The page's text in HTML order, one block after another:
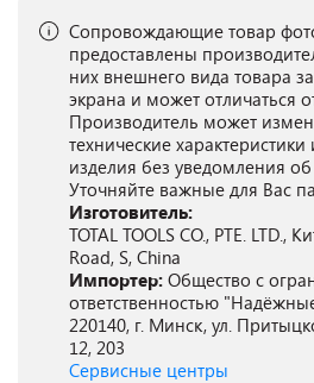
Сопровождающие товар
предоставлены
них внешнего вида товара
экрана и может отличаться
Производитель может
технические
изделия без уведомления
Уточняйте важные для Вас
Изготовитель:
TOTAL TOOLS CO., PTE. LTD.,
Road, S, China
Импортер: Общество с
ответственностью
220140, г. Минск, ул.
12, 203
Сервисные центры